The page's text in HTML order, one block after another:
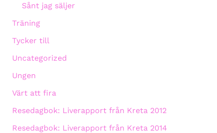
Sånt jag säljer
Träning
Tycker till
Uncategorized
Ungen
Värt att fira
Resedagbok: Liverapport från Kreta 2012
Resedagbok: Liverapport från Kreta 2014